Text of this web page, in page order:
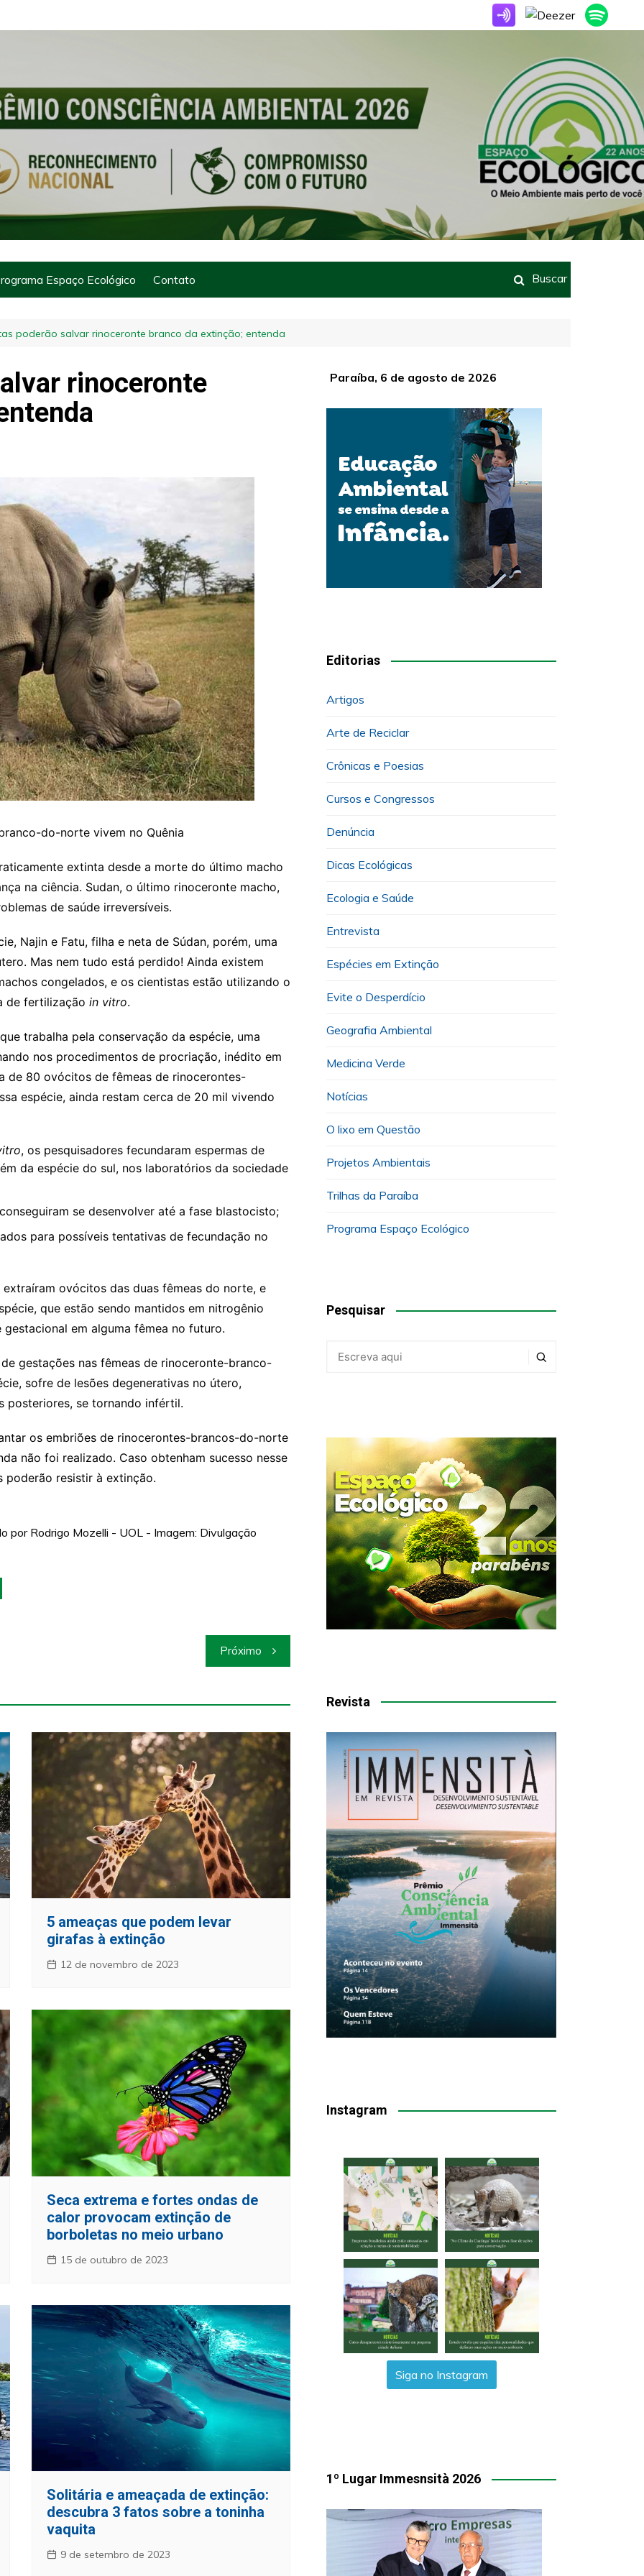
Espaço Ecológico Contato Buscar
poderão salvar rinoceronte branco da extinção; entenda
rinoceronte
do-norte vivem no Quênia
extinta desde a morte do último macho
na ciência. Sudan, o último rinoceronte macho,
de saúde irreversíveis.
Najin e Fatu, filha e neta de Súdan, porém, uma
Mas nem tudo está perdido! Ainda existem
congelados, e os cientistas estão utilizando o
de fertilização in vitro.
trabalha pela conservação da espécie, uma
nos procedimentos de procriação, inédito em
de 80 ovócitos de fêmeas de rinocerontes-
espécie, ainda restam cerca de 20 mil vivendo
, os pesquisadores fecundaram espermas de
da espécie do sul, nos laboratórios da sociedade
se desenvolver até a fase blastocisto;
para possíveis tentativas de fecundação no
ovócitos das duas fêmeas do norte, e
que estão sendo mantidos em nitrogênio
em alguma fêmea no futuro.
gestações nas fêmeas de rinoceronte-branco-
sofre de lesões degenerativas no útero,
posteriores, se tornando infértil.
os embriões de rinocerontes-brancos-do-norte
não foi realizado. Caso obtenham sucesso nesse
poderão resistir à extinção.
por Rodrigo Mozelli - UOL - Imagem: Divulgação
Próximo
5 ameaças que podem levar
girafas à extinção
12 de novembro de 2023
Seca extrema e fortes ondas de
calor provocam extinção de
borboletas no meio urbano
15 de outubro de 2023
Solitária e ameaçada de extinção:
descubra 3 fatos sobre a toninha
vaquita
9 de setembro de 2023
Paraíba, 6 de agosto de 2026
Editorias
Artigos
Arte de Reciclar
Crônicas e Poesias
Cursos e Congressos
Denúncia
Dicas Ecológicas
Ecologia e Saúde
Entrevista
Espécies em Extinção
Evite o Desperdício
Geografia Ambiental
Medicina Verde
Notícias
O lixo em Questão
Projetos Ambientais
Trilhas da Paraíba
Programa Espaço Ecológico
Pesquisar
Revista
Instagram
Siga no Instagram
1º Lugar Immesnsità 2026